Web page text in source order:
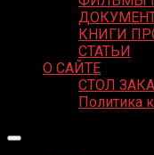
КНИГИ
СТАТЬИ
О САЙТЕ
СТОЛ
Политика